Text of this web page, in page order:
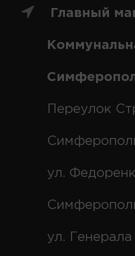
Главный
Переулок
ул.
ул.